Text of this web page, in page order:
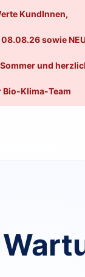
KundInnen,
sowie
und
Bio-Klima-Team